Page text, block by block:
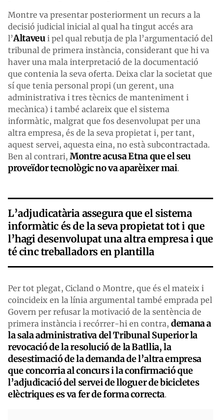
Montre va presentar posteriorment un recurs a la
decisió judicial inicial al qual ha tingut accés ara
l’Altaveu i pel qual rebutja de pla l’argumentació del
tribunal de primera instància, considerant que hi va
haver una mala interpretació de la documentació
que contenia la seva oferta. Deixa clar la societat que
sí que tenia personal propi (un gerent, una
administrativa i tres tècnics de manteniment i
mecànica) i també aclareix que el sistema
informàtic, malgrat que fos desenvolupat per una
altra empresa, és de la seva propietat i, per tant,
aquest servei, aquesta eina, no està subcontractada.
Ben al contrari, Montre acusa Etna que el seu
proveïdor tecnològic no va aparèixer mai.
L’adjudicatària assegura que el sistema
informàtic és de la seva propietat tot i que
l’hagi desenvolupat una altra empresa i que
té cinc treballadors en plantilla
Per tot plegat, Cicland o Montre, que és el mateix i
coincideix en la línia argumental també emprada pel
Govern per refusar la motivació de la sentència de
primera instància i recórrer-hi en contra, demana a
la sala administrativa del Tribunal Superior la
revocació de la resolució de la Batllia, la
desestimació de la demanda de l’altra empresa
que concorria al concurs i la confirmació que
l’adjudicació del servei de lloguer de bicicletes
elèctriques es va fer de forma correcta.